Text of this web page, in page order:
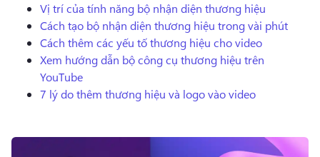
Đăng nhập
Dùng thử miễn phí
Vị trí của tính năng bộ nhận diện thương hiệu
Cách tạo bộ nhận diện thương hiệu trong vài phút
Cách thêm các yếu tố thương hiệu cho video
Xem hướng dẫn bộ công cụ thương hiệu trên
YouTube
7 lý do thêm thương hiệu và logo vào video